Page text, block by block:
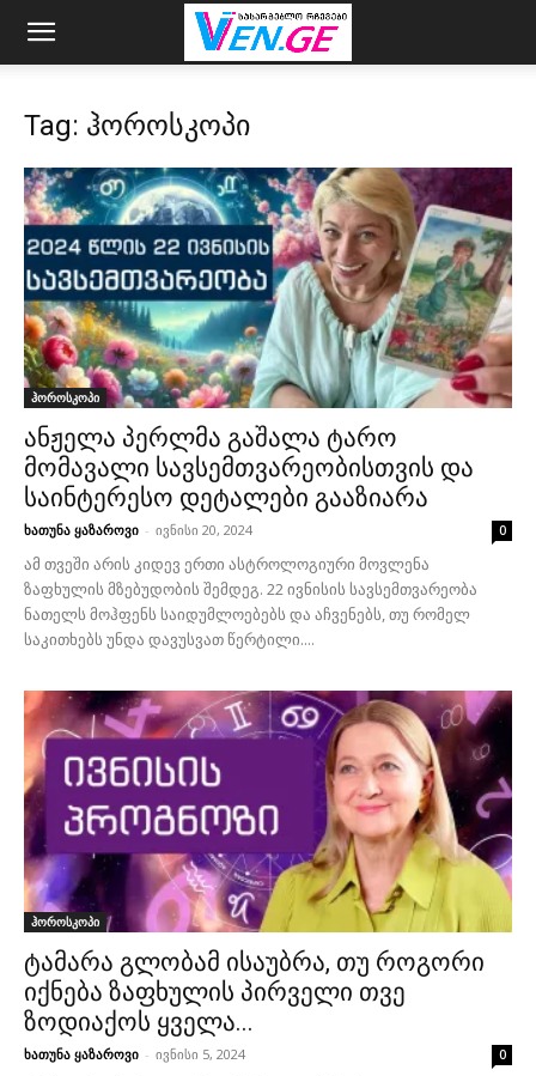
Tag: ჰოროსკოპი
ჰოროსკოპი
ანჟელა პერლმა გაშალა ტარო
მომავალი სავსემთვარეობისთვის და
საინტერესო დეტალები გააზიარა
ხათუნა ყაზაროვი - ივნისი 20, 2024 0
ამ თვეში არის კიდევ ერთი ასტროლოგიური მოვლენა
ზაფხულის მზებუდობის შემდეგ. 22 ივნისის სავსემთვარეობა
ნათელს მოჰფენს საიდუმლოებებს და აჩვენებს, თუ რომელ
საკითხებს უნდა დავუსვათ წერტილი....
ჰოროსკოპი
ტამარა გლობამ ისაუბრა, თუ როგორი
იქნება ზაფხულის პირველი თვე
ზოდიაქოს ყველა...
ხათუნა ყაზაროვი - ივნისი 5, 2024 0